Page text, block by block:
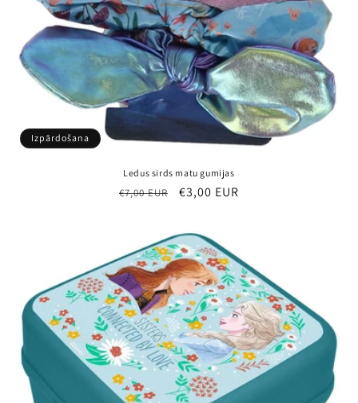
Izpārdošana
Ledus sirds matu gumijas
Parastā
€7,00 EUR
Pārdošanas
€3,00 EUR